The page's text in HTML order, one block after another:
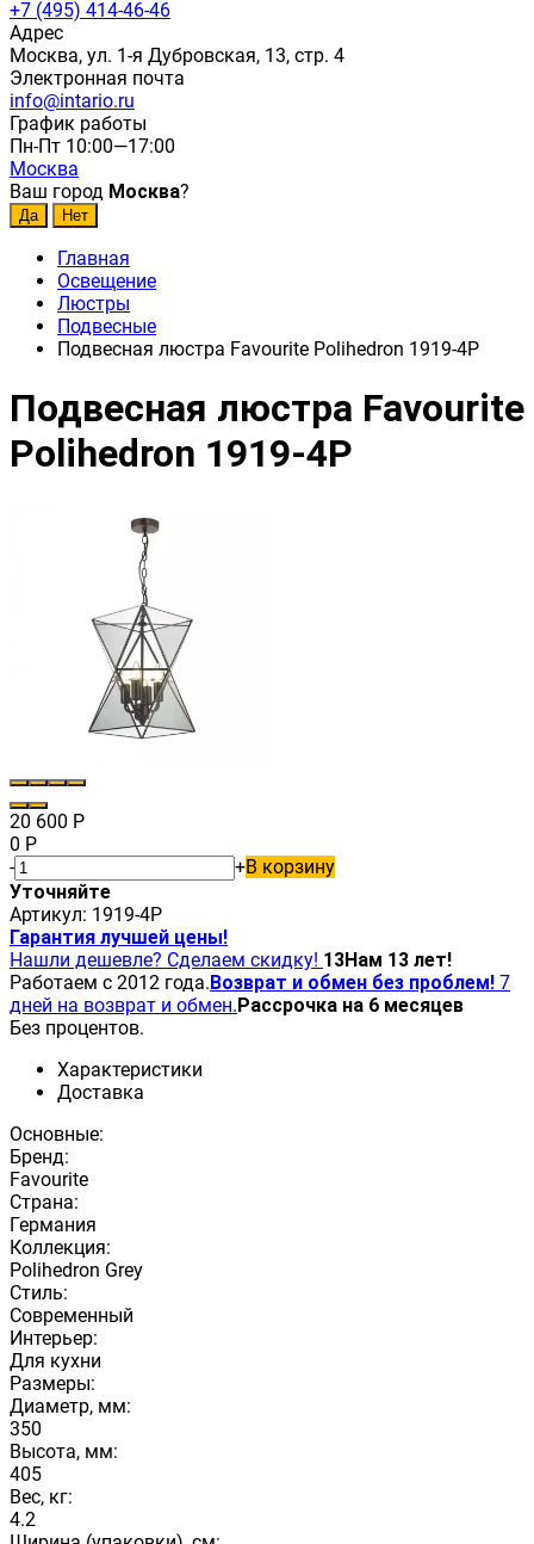
+7 (495) 414-46-46
Адрес
Москва, ул. 1-я Дубровская, 13, стр. 4
Электронная почта
info@intario.ru
График работы
Пн-Пт 10:00—17:00
Москва
Ваш город Москва?
Главная
Освещение
Люстры
Подвесные
Подвесная люстра Favourite Polihedron 1919-4P
Подвесная люстра Favourite
Polihedron 1919-4P
20 600 Р
0 Р
-
+В корзину
Уточняйте
Артикул: 1919-4P
Гарантия лучшей цены!
Нашли дешевле? Сделаем скидку! 13Нам 13 лет!
Работаем с 2012 года.Возврат и обмен без проблем! 7
дней на возврат и обмен.Рассрочка на 6 месяцев
Без процентов.
Характеристики
Доставка
Основные:
Бренд:
Favourite
Страна:
Германия
Коллекция:
Polihedron Grey
Стиль:
Современный
Интерьер:
Для кухни
Размеры:
Диаметр, мм:
350
Высота, мм:
405
Вес, кг:
4.2